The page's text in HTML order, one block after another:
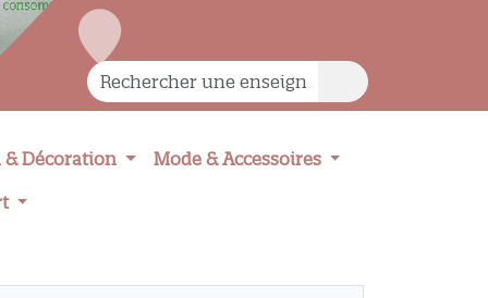
& Décoration
Mode & Accessoires